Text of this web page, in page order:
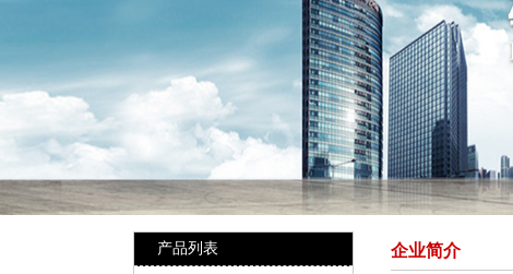
产品列表 企业简介